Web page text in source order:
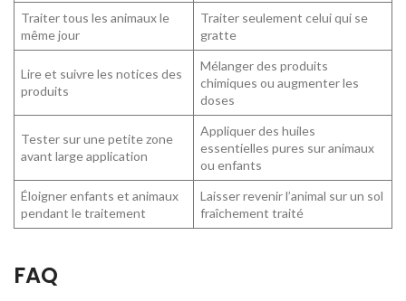
Traiter tous les animaux le
même jour
Traiter seulement celui qui se
gratte
Lire et suivre les notices des
produits
Mélanger des produits
chimiques ou augmenter les
doses
Tester sur une petite zone
avant large application
Appliquer des huiles
essentielles pures sur animaux
ou enfants
Éloigner enfants et animaux
pendant le traitement
Laisser revenir l’animal sur un sol
fraîchement traité
FAQ